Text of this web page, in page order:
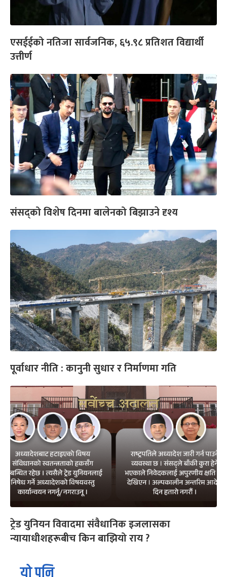
एसईईको नतिजा सार्वजनिक, ६५.९८ प्रतिशत विद्यार्थी
उत्तीर्ण
संसद्को विशेष दिनमा बालेनको बिझाउने दृश्य
पूर्वाधार नीति : कानुनी सुधार र निर्माणमा गति
ट्रेड युनियन विवादमा संवैधानिक इजलासका
न्यायाधीशहरूबीच किन बाझियो राय ?